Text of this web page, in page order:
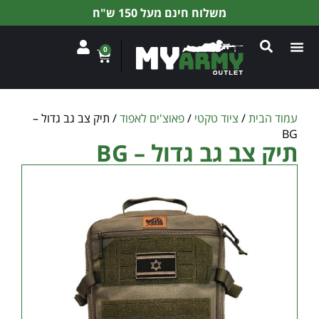
משלוח חינם מעל 150 ש"ח
0
עמוד הבית/ ציוד טקטי /פאוצ'ים לאפוד/ תיק צב גב גדול –
BG
תיק צב גב גדול – BG